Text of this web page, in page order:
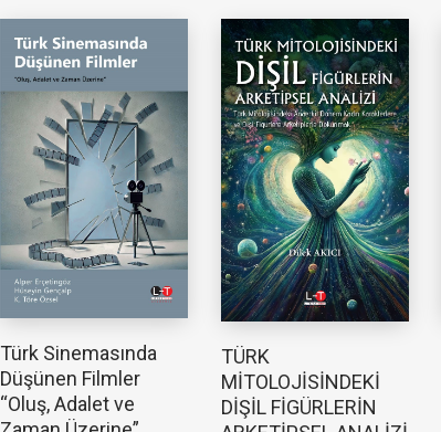
Türk Sinemasında
Düşünen Filmler
“Oluş, Adalet ve
TÜRK
MİTOLOJİSİNDEKİ
DİŞİL FİGÜRLERİN